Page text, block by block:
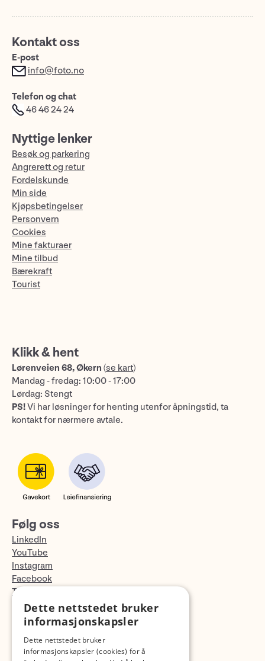
Kontakt oss
E-post
info@foto.no
Telefon og chat
46 46 24 24
Nyttige lenker
Besøk og parkering
Angrerett og retur
Fordelskunde
Min side
Kjøpsbetingelser
Personvern
Cookies
Mine fakturaer
Mine tilbud
Bærekraft
Tourist
Klikk & hent
Lørenveien 68, Økern (se kart)
Mandag - fredag: 10:00 - 17:00
Lørdag: Stengt
PS!Vi har løsninger for henting utenfor åpningstid, ta
kontakt for nærmere avtale.
Følg oss
LinkedIn
YouTube
Instagram
Facebook
TikTok
Fotopodden
Dette nettstedet bruker
informasjonskapsler
Dette nettstedet bruker
informasjonskapsler (cookies) for å